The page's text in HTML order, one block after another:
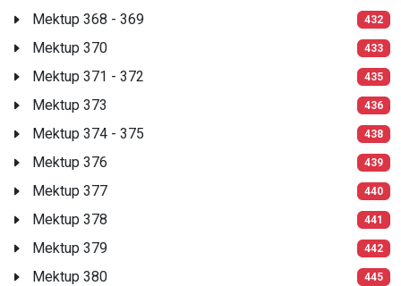
Mektup 368 - 369 432
Mektup 370 433
Mektup 371 - 372 435
Mektup 373 436
Mektup 374 - 375 438
Mektup 376 439
Mektup 377 440
Mektup 378 441
Mektup 379 442
Mektup 380 445